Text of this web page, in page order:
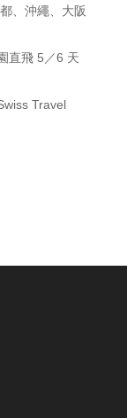
、沖繩、大阪
直飛 5／6 天
Travel